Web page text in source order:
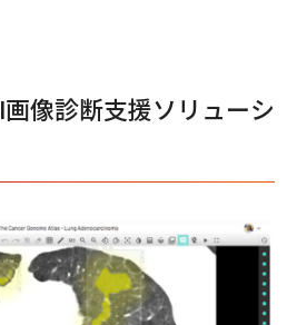
像診断支援ソリューシ